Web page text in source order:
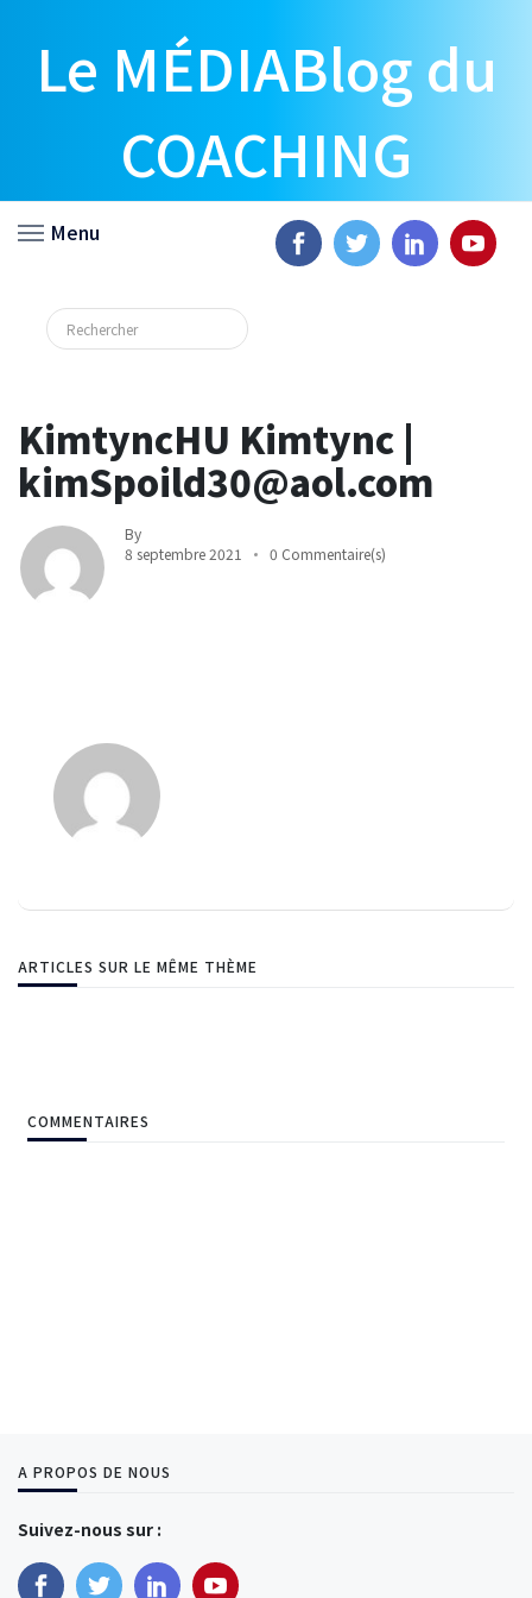
Le MÉDIABlog du
COACHING
Menu
KimtyncHU Kimtync |
kimSpoild30@aol.com
By
8 septembre 2021
0 Commentaire(s)
ARTICLES SUR LE MÊME THÈME
COMMENTAIRES
A PROPOS DE NOUS
Suivez-nous sur :